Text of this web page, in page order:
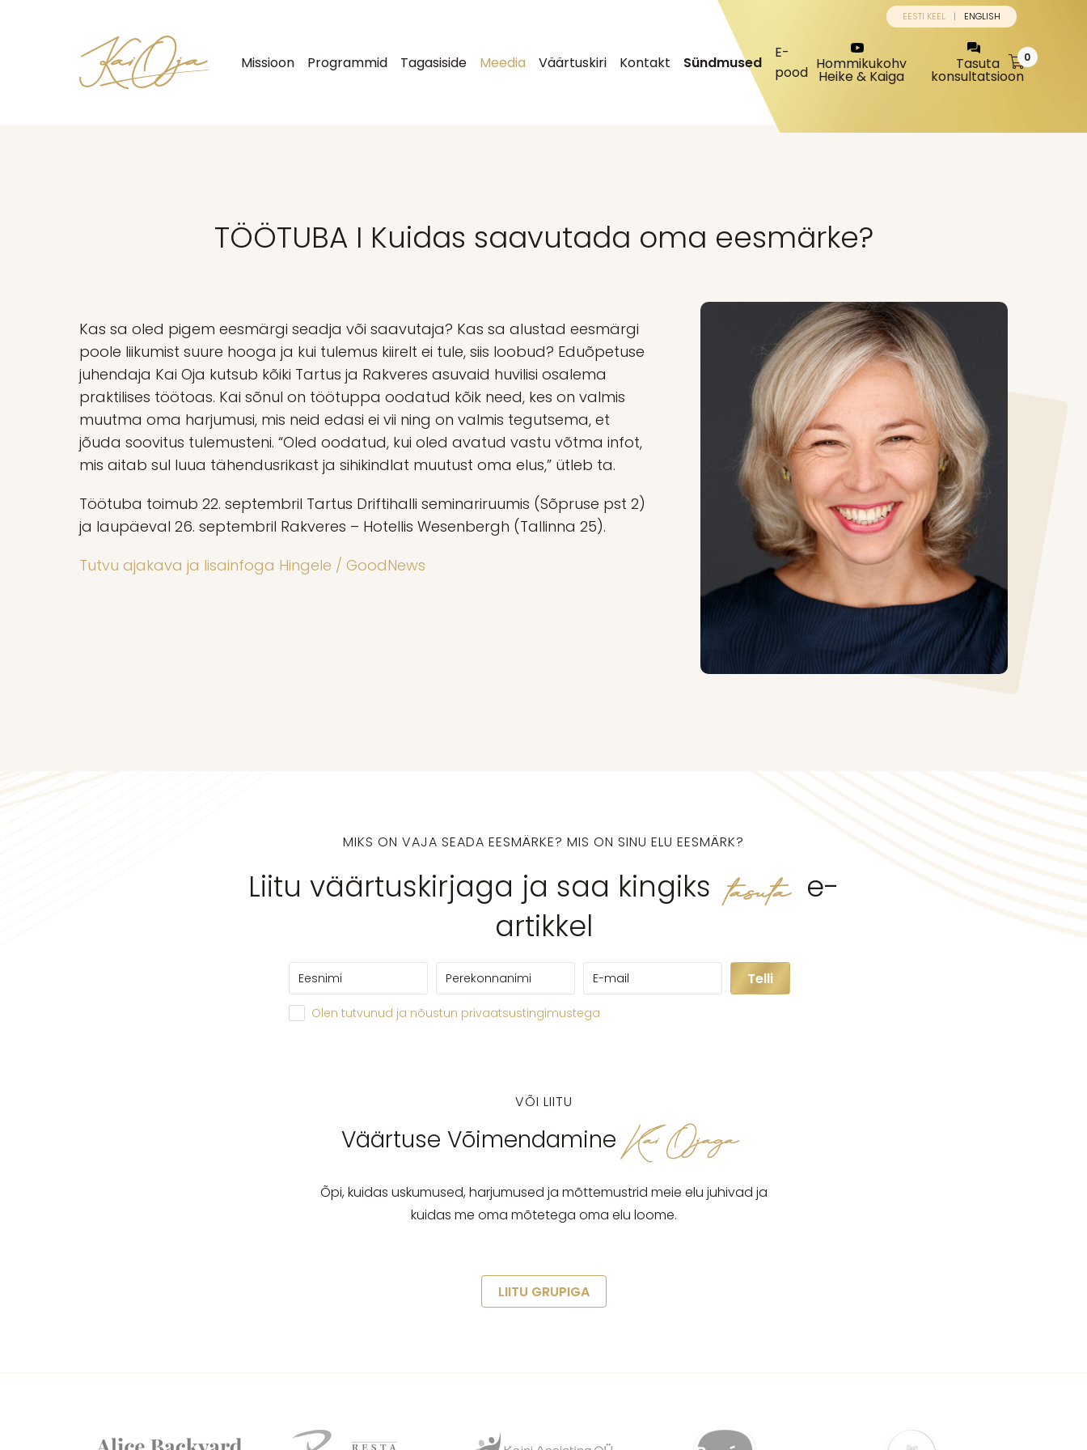
Missioon Programmid Tagasiside Meedia Väärtuskiri Kontakt Sündmused
E-
pood Hommikukohv
Heike & Kaiga
Tasuta
konsultatsioon
0
EESTI KEEL ENGLISH
TÖÖTUBA I Kuidas saavutada oma eesmärke?
Kas sa oled pigem eesmärgi seadja või saavutaja? Kas sa alustad eesmärgi
poole liikumist suure hooga ja kui tulemus kiirelt ei tule, siis loobud? Eduõpetuse
juhendaja Kai Oja kutsub kõiki Tartus ja Rakveres asuvaid huvilisi osalema
praktilises töötoas. Kai sõnul on töötuppa oodatud kõik need, kes on valmis
muutma oma harjumusi, mis neid edasi ei vii ning on valmis tegutsema, et
jõuda soovitus tulemusteni. “Oled oodatud, kui oled avatud vastu võtma infot,
mis aitab sul luua tähendusrikast ja sihikindlat muutust oma elus,” ütleb ta.
Töötuba toimub 22. septembril Tartus Driftihalli seminariruumis (Sõpruse pst 2)
ja laupäeval 26. septembril Rakveres – Hotellis Wesenbergh (Tallinna 25).
Tutvu ajakava ja lisainfoga Hingele / GoodNews
MIKS ON VAJA SEADA EESMÄRKE? MIS ON SINU ELU EESMÄRK?
Liitu väärtuskirjaga ja saa kingiks tasuta e-
artikkel
Olen tutvunud ja nõustun privaatsustingimustega
Telli
VÕI LIITU
Väärtuse Võimendamine Kai Ojaga
Õpi, kuidas uskumused, harjumused ja mõttemustrid meie elu juhivad ja
kuidas me oma mõtetega oma elu loome.
LIITU GRUPIGA